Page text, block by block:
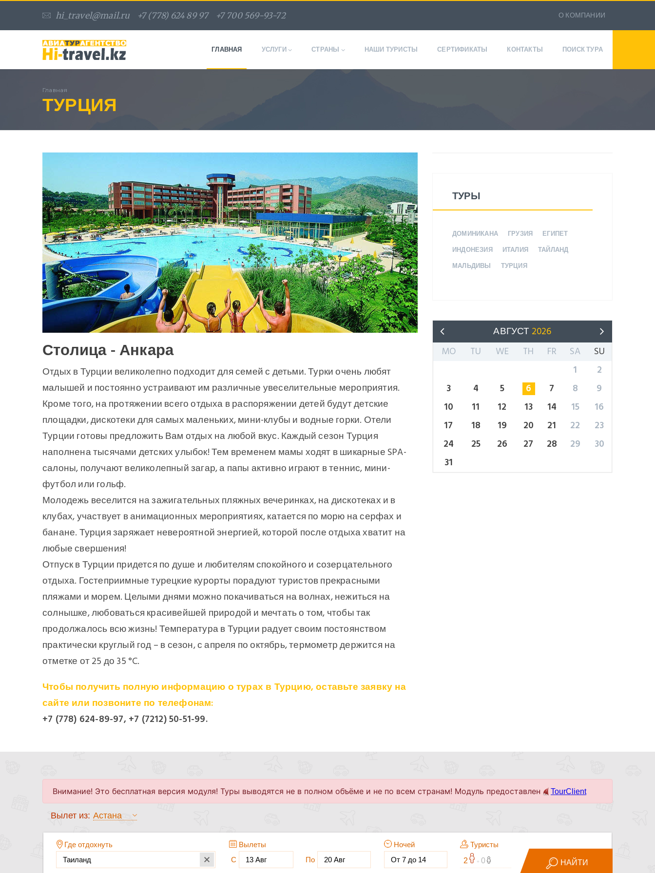
hi_travel@mail.ru +7 (778) 624 89 97 +7 700 569-93-72 О КОМПАНИИ
ГЛАВНАЯ УСЛУГИ СТРАНЫ НАШИ ТУРИСТЫ СЕРТИФИКАТЫ КОНТАКТЫ ПОИСК ТУРА
Главная
ТУРЦИЯ
Столица - Анкара
Отдых в Турции великолепно подходит для семей с детьми. Турки очень любят
малышей и постоянно устраивают им различные увеселительные мероприятия.
Кроме того, на протяжении всего отдыха в распоряжении детей будут детские
площадки, дискотеки для самых маленьких, мини-клубы и водные горки. Отели
Турции готовы предложить Вам отдых на любой вкус. Каждый сезон Турция
наполнена тысячами детских улыбок! Тем временем мамы ходят в шикарные SPA-
салоны, получают великолепный загар, а папы активно играют в теннис, мини-
футбол или гольф.
Молодежь веселится на зажигательных пляжных вечеринках, на дискотеках и в
клубах, участвует в анимационных мероприятиях, катается по морю на серфах и
банане. Турция заряжает невероятной энергией, которой после отдыха хватит на
любые свершения!
Отпуск в Турции придется по душе и любителям спокойного и созерцательного
отдыха. Гостеприимные турецкие курорты порадуют туристов прекрасными
пляжами и морем. Целыми днями можно покачиваться на волнах, нежиться на
солнышке, любоваться красивейшей природой и мечтать о том, чтобы так
продолжалось всю жизнь! Температура в Турции радует своим постоянством
практически круглый год – в сезон, с апреля по октябрь, термометр держится на
отметке от 25 до 35 °C.
Чтобы получить полную информацию о турах в Турцию, оставьте заявку на
сайте или позвоните по телефонам:
+7 (778) 624-89-97, +7 (7212) 50-51-99.
ТУРЫ
ДОМИНИКАНА ГРУЗИЯ
ЕГИПЕТ
ИНДОНЕЗИЯ
ИТАЛИЯ
ТАЙЛАНД
МАЛЬДИВЫ
ТУРЦИЯ
АВГУСТ2026
MO
TU WE TH FR SA
SU
1
2
3
4 5 6 7 8
9
10
11 12 13 14 15
16
17
18 19 20 21 22
23
24
25 26 27 28 29
30
31
LOGIN
Remember Me Forgot Password ?
No account yet? Register now
NEWSLETTER
Lorem ipsum dolor sit amet, consectetuer
Dont Show This Message Again